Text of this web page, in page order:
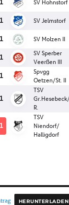
HERUNTERLADEN